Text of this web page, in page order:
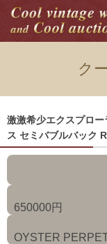
ク
激激希少エクスプロ
ス セミバブルバック
650000円
OYSTER